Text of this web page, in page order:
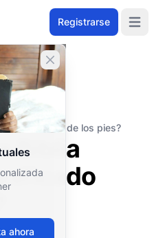
Registrarse
Cerrar banner
ahora
el significado de los pies?
Biblia